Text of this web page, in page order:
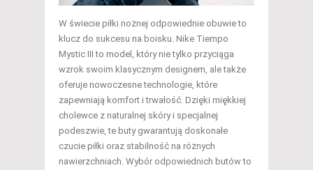
W świecie piłki nożnej odpowiednie obuwie to
klucz do sukcesu na boisku. Nike Tiempo
Mystic III to model, który nie tylko przyciąga
wzrok swoim klasycznym designem, ale także
oferuje nowoczesne technologie, które
zapewniają komfort i trwałość. Dzięki miękkiej
cholewce z naturalnej skóry i specjalnej
podeszwie, te buty gwarantują doskonałe
czucie piłki oraz stabilność na różnych
nawierzchniach. Wybór odpowiednich butów to